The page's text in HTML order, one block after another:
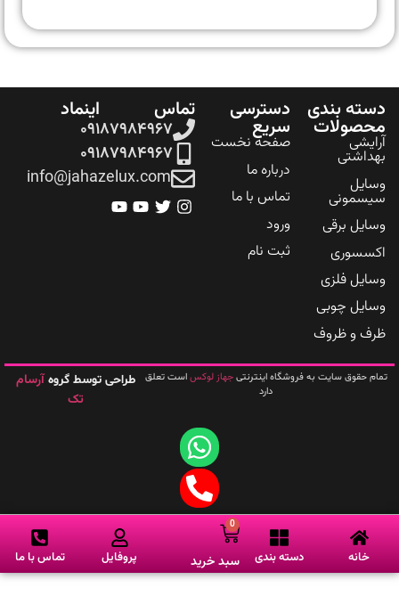
سایت به فروشگاه اینترنتیجهاز لوکساست تعلق
طراحی توسط گروهآرسام
بندی
برقی
فلزی
چوبی
و ظروف
دسترسی
سریع
صفحه نخست
درباره ما
تماس با ما
ثبت نام
تماس
۰۹۱۸۷۹۸۴۹۶۷
۰۹۱۸۷۹۸۴۹۶۷
info@jahazelux.com
اینماد
تماس با ما پروفایل سبد خرید دسته بندی